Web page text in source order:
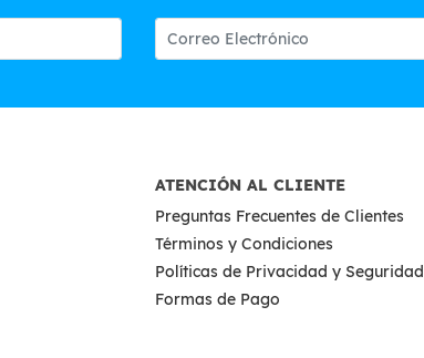
ATENCIÓN AL CLIENTE
Preguntas Frecuentes de Clientes
Términos y Condiciones
Políticas de Privacidad y Seguridad
Formas de Pago